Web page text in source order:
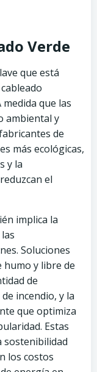
Verde
que está
que las
ambiental y
de
más ecológicas,
y la
el
implica la
Soluciones
humo y libre de
de
incendio, y la
que optimiza
Estas
sostenibilidad
los costos